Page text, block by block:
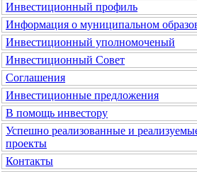
Инвестиционный профиль
Информация о муниципальном
Инвестиционный уполномоченый
Инвестиционный Совет
Соглашения
Инвестиционные предложения
В помощь инвестору
Успешно реализованные и
проекты
Контакты